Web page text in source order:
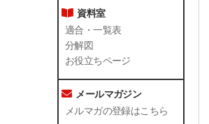
資料室
適合・一覧表
分解図
お役立ちページ
メールマガジン
メルマガの登録はこちら